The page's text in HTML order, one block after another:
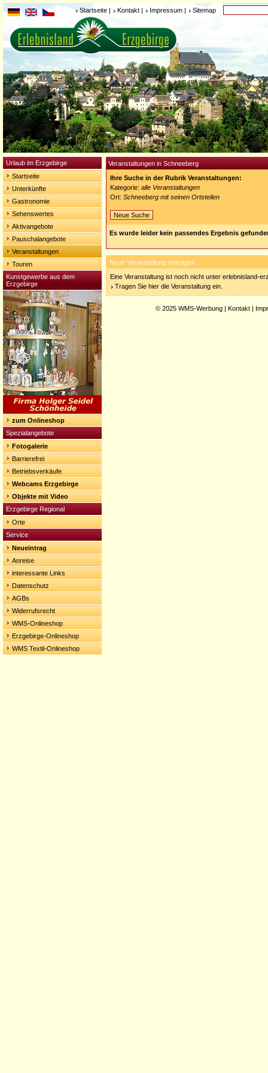
Startseite | Kontakt | Impressum | Sitemap
Urlaub im Erzgebirge
Startseite
Unterkünfte
Gastronomie
Sehenswertes
Aktivangebote
Pauschalangebote
Veranstaltungen
Touren
Kunstgewerbe aus dem
Erzgebirge
zum Onlineshop
Spezialangebote
Fotogalerie
Barrierefrei
Betriebsverkäufe
Webcams Erzgebirge
Objekte mit Video
Erzgebirge Regional
Orte
Service
Neueintrag
Anreise
interessante Links
Datenschutz
AGBs
Widerrufsrecht
WMS-Onlineshop
Erzgebirge-Onlineshop
WMS Textil-Onlineshop
Veranstaltungen in Schneeberg
Ihre Suche in der Rubrik Veranstaltungen:
Kategorie: alle Veranstaltungen
Ort: Schneeberg mit seinen Ortsteilen
Neue Suche
Es wurde leider kein passendes Ergebnis
Neue Veranstaltung eintragen
Eine Veranstaltung ist noch nicht unter erlebnisland-
Tragen Sie hier die Veranstaltung ein.
© 2025 WMS-Werbung | Kontakt |